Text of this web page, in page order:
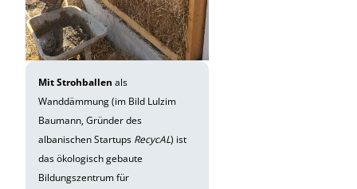
Mit Strohballen als
Wanddämmung (im Bild Lulzim
Baumann, Gründer des
albanischen Startups RecycAL) ist
das ökologisch gebaute
Bildungszentrum für